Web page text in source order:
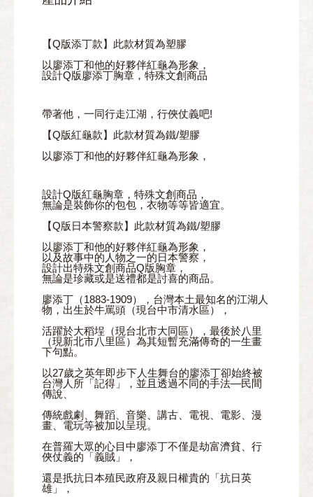
【Q版添丁款】此款材質為塑膠
以廖添丁和他的好夥伴紅龜為形象，
設計Q版廖添丁胸章，特殊文創商品
帶著他，一同行走江湖，行俠仗義吧!
【Q版紅龜款】此款材質為鐵/塑膠
以廖添丁和他的好夥伴紅龜為形象，
設計Q版紅龜胸章，特殊文創商品，
無論是裝飾你的包包，衣物等等皆適宜。
【Q版日本警察款】此款材質為鐵/塑膠
以廖添丁和他的好夥伴紅龜為形象，
以及故事中的人物之一的日本警察，
設計出特殊文創商品Q版胸章，
無論是珍藏或是送禮都是討喜的商品。
廖添丁（1883-1909），台灣本土最知名的江湖人
物，出生於牛罵頭（現台中市清水區），
活躍於大稻埕（現台北市大同區），最後於八里
（現新北市八里區）為其短暫充滿傳奇的一生畫
下句點。
以27歲之英年即步下人生舞台的廖添丁卻始終被
台灣人所「記得」，並且透過不同的手法—民間
傳說、
傳統戲劇、舞蹈、音樂、講古、電視、電影、漫
畫、電玩等被加以呈現。
在普羅大眾的心目中廖添丁不僅是劫富濟貧、行
俠仗義的「義賊」，
還是扺抗日本殖民政府及親日權貴的「抗日英
雄」，